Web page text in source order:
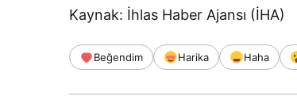
Kaynak: İhlas Haber Ajansı (İHA)
Beğendim Harika Haha